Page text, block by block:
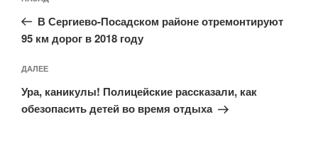
по
записям
запись:
В Сергиево-Посадском районе отремонтируют
95 км дорог в 2018 году
Следующая
запись
ДАЛЕЕ
Ура, каникулы! Полицейские рассказали, как
обезопасить детей во время отдыха